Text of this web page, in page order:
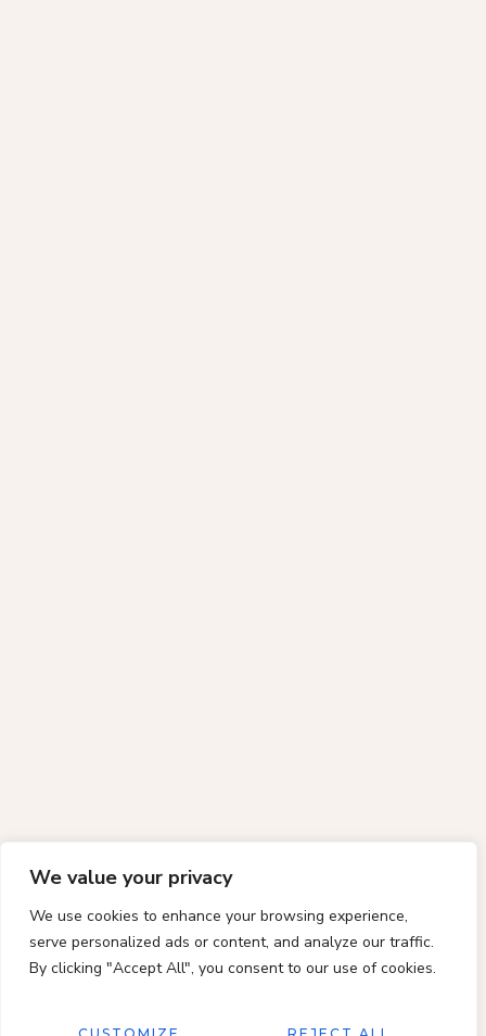
We value your privacy
We use cookies to enhance your browsing experience,
serve personalized ads or content, and analyze our traffic.
By clicking "Accept All", you consent to our use of cookies.